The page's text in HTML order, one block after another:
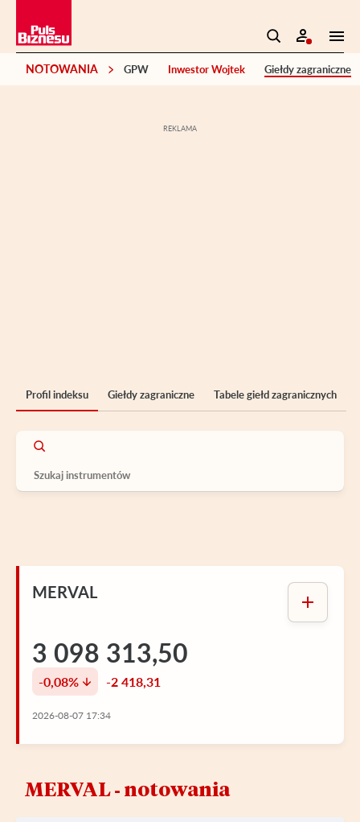
NOTOWANIA GPW Inwestor Wojtek Giełdy zagraniczne
Profil indeksu Giełdy zagraniczne Tabele giełd zagranicznych
MERVAL
3 098 313,50
-0,08% -2 418,31
2026-08-07 17:34
MERVAL ‑ notowania